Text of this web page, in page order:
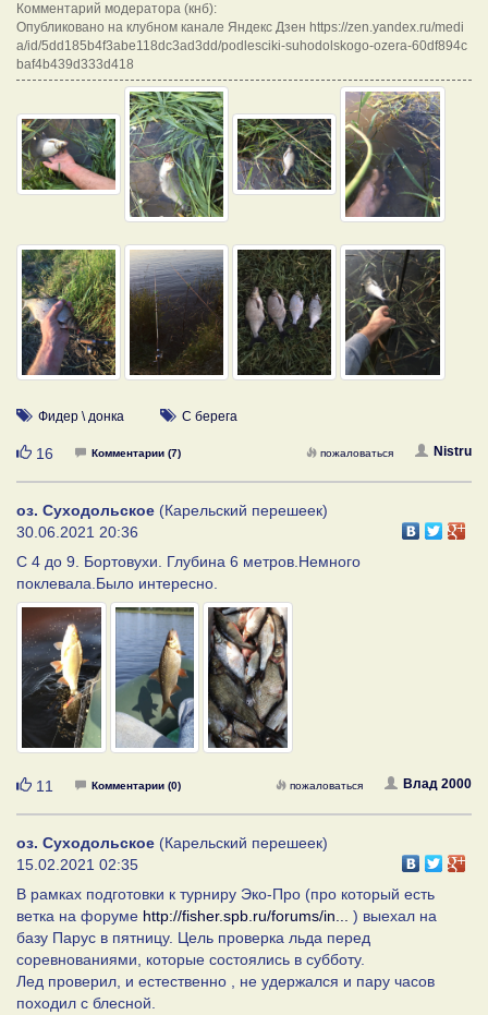
Комментарий модератора (кнб):
Опубликовано на клубном канале Яндекс Дзен https://zen.yandex.ru/medi
a/id/5dd185b4f3abe118dc3ad3dd/podlesciki-suhodolskogo-ozera-60df894c
baf4b439d333d418
Фидер \ донка С берега
Нравится
16 Комментарии (7) Nistru
пожаловаться
оз. Суходольское (Карельский перешеек)
30.06.2021 20:36
С 4 до 9. Бортовухи. Глубина 6 метров.Немного
поклевала.Было интересно.
Нравится
11 Комментарии (0) Влад 2000
пожаловаться
оз. Суходольское (Карельский перешеек)
15.02.2021 02:35
В рамках подготовки к турниру Эко-Про (про который есть
ветка на форуме http://fisher.spb.ru/forums/in...
) выехал на
базу Парус в пятницу. Цель проверка льда перед
соревнованиями, которые состоялись в субботу.
Лед проверил, и естественно , не удержался и пару часов
походил с блесной.